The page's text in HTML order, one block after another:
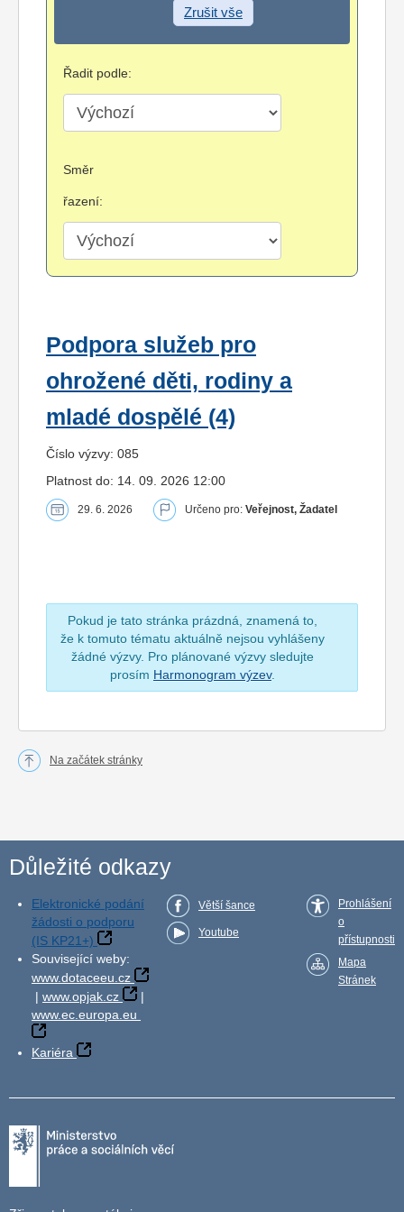
Zrušit vše
Řadit podle:
Směr
řazení:
Podpora služeb pro
ohrožené děti, rodiny a
mladé dospělé (4)
Číslo výzvy: 085
Platnost do: 14. 09. 2026 12:00
29. 6. 2026 Určeno pro: Veřejnost, Žadatel
Pokud je tato stránka prázdná, znamená to,
že k tomuto tématu aktuálně nejsou vyhlášeny
žádné výzvy. Pro plánované výzvy sledujte
prosím Harmonogram výzev.
Na začátek stránky
Důležité odkazy
Elektronické podání
žádosti o podporu
(IS KP21+)
Související weby:
www.dotaceeu.cz
| www.opjak.cz
|
www.ec.europa.eu
Kariéra
Větší šance
Youtube
Prohlášení
o
přístupnosti
Mapa
Stránek